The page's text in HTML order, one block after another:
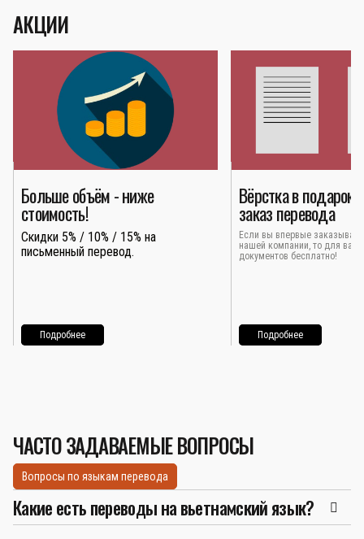
АКЦИИ
Больше объём - ниже
стоимость!
Скидки 5% / 10% / 15% на
письменный перевод.
Подробнее
Вёрстка в подарок
заказ перевода
Если вы впервые
нашей компании, то для вас
документов бесплатно!
Подробнее
ЧАСТО ЗАДАВАЕМЫЕ ВОПРОСЫ
Вопросы по языкам перевода
Какие есть переводы на вьетнамский язык?